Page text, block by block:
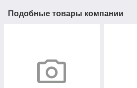
Подобные товары компании